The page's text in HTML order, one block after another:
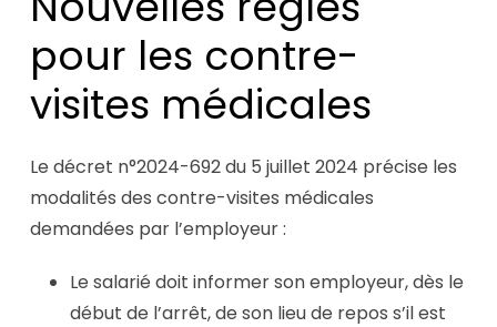
pour les contre-
visites médicales
Le décret n°2024-692 du 5 juillet 2024 précise les
modalités des contre-visites médicales
demandées par l’employeur :
Le salarié doit informer son employeur, dès le
début de l’arrêt, de son lieu de repos s’il est